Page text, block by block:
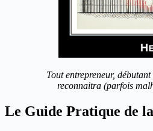
Tout entrepreneur,
reconnaitra (parfois
Le Guide Pratique de